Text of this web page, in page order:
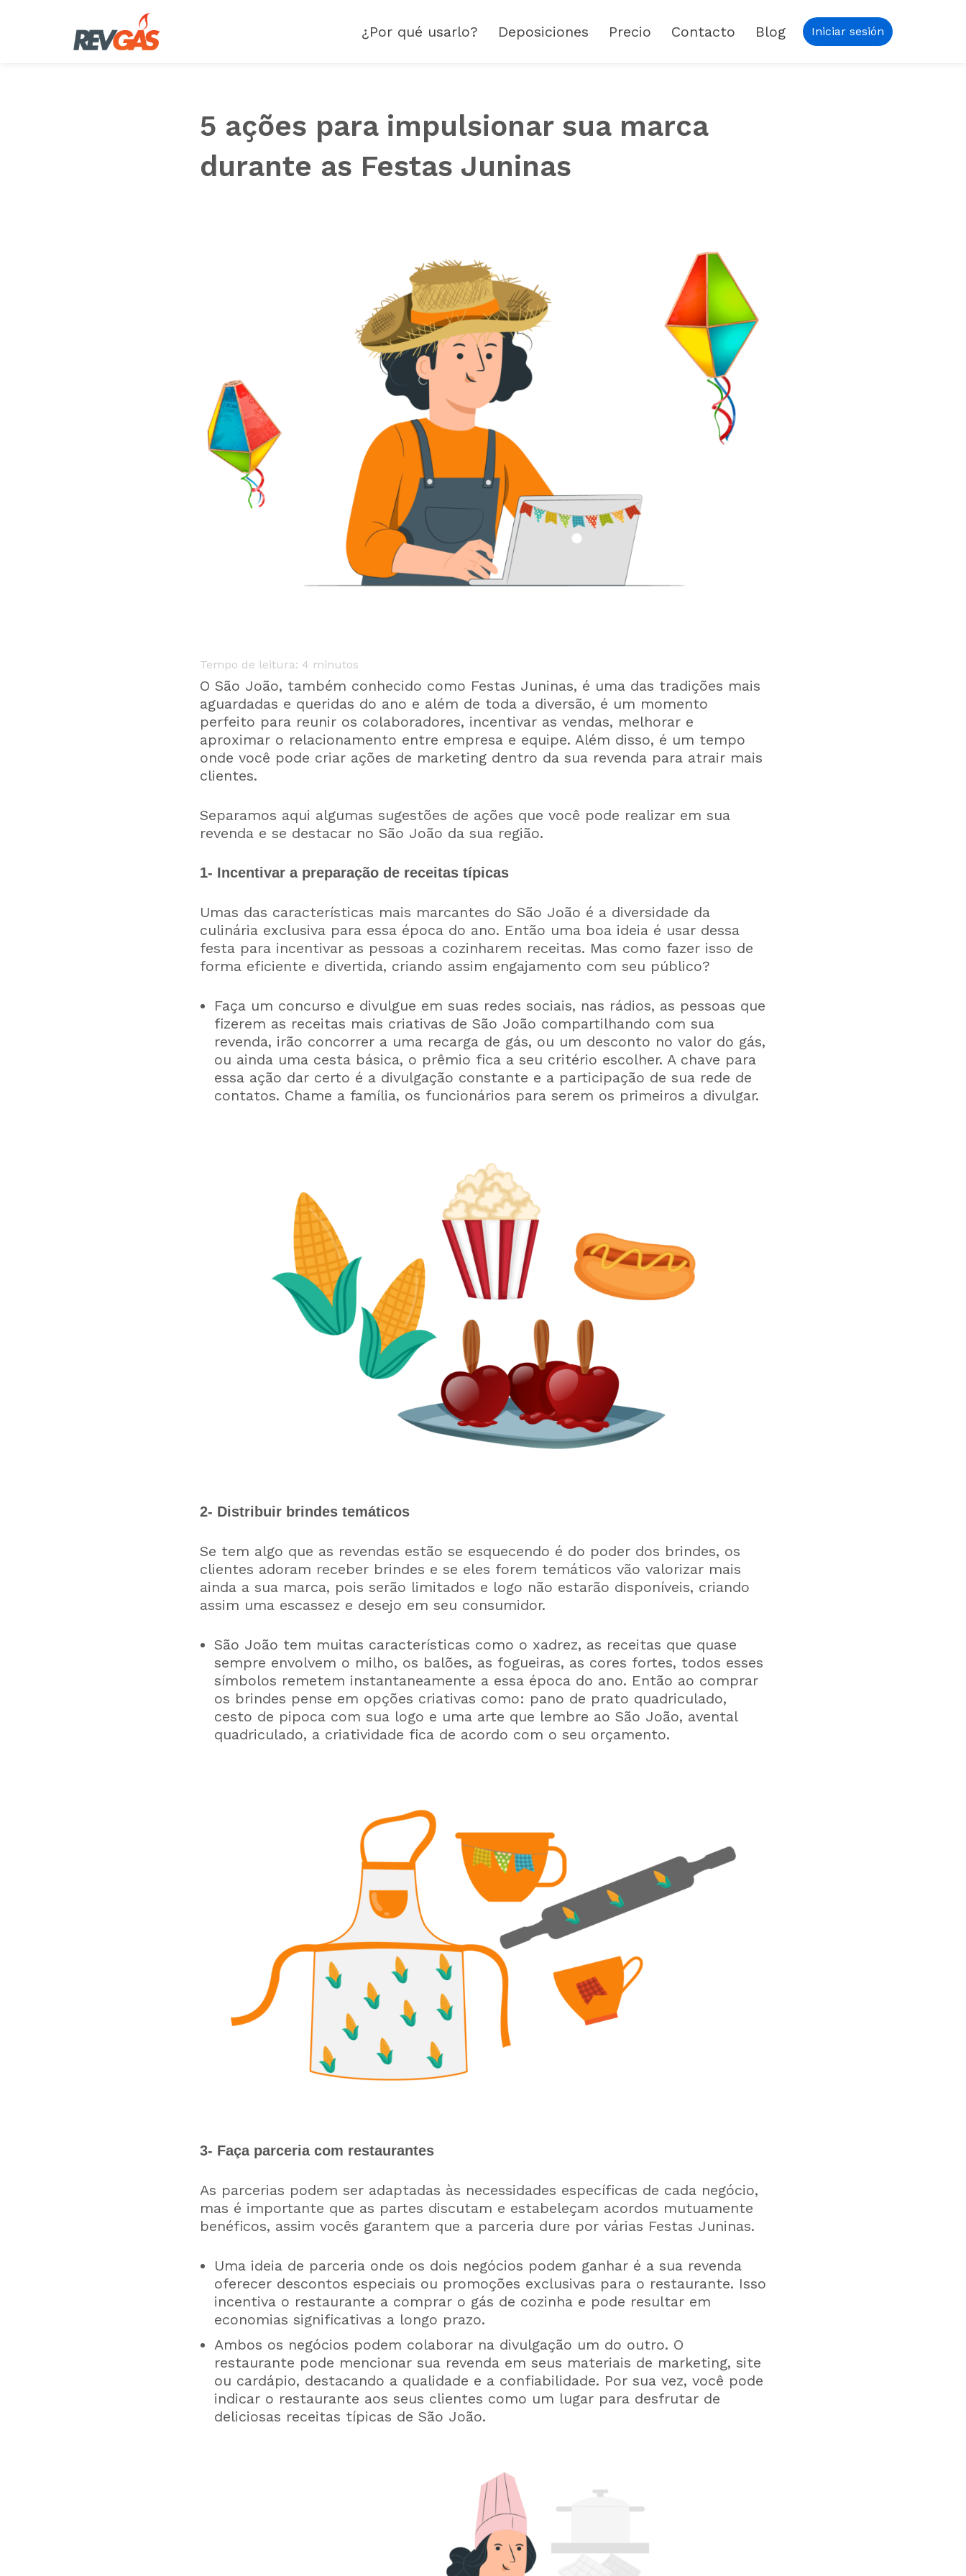
¿Por qué usarlo? Deposiciones Precio Contacto Blog Iniciar sesión
5 ações para impulsionar sua marca
durante as Festas Juninas
Tempo de leitura: 4 minutos
O São João, também conhecido como Festas Juninas, é uma das tradições mais
aguardadas e queridas do ano e além de toda a diversão, é um momento
perfeito para reunir os colaboradores, incentivar as vendas, melhorar e
aproximar o relacionamento entre empresa e equipe.⁣ Além disso, é um tempo
onde você pode criar ações de marketing dentro da sua revenda para atrair mais
clientes.
Separamos aqui algumas sugestões de ações que você pode realizar em sua
revenda e se destacar no São João da sua região.
1- Incentivar a preparação de receitas típicas
Umas das características mais marcantes do São João é a diversidade da
culinária exclusiva para essa época do ano. Então uma boa ideia é usar dessa
festa para incentivar as pessoas a cozinharem receitas. Mas como fazer isso de
forma eficiente e divertida, criando assim engajamento com seu público?
Faça um concurso e divulgue em suas redes sociais, nas rádios, as pessoas que
fizerem as receitas mais criativas de São João compartilhando com sua
revenda, irão concorrer a uma recarga de gás, ou um desconto no valor do gás,
ou ainda uma cesta básica, o prêmio fica a seu critério escolher. A chave para
essa ação dar certo é a divulgação constante e a participação de sua rede de
contatos. Chame a família, os funcionários para serem os primeiros a divulgar.
2- Distribuir brindes temáticos
Se tem algo que as revendas estão se esquecendo é do poder dos brindes, os
clientes adoram receber brindes e se eles forem temáticos vão valorizar mais
ainda a sua marca, pois serão limitados e logo não estarão disponíveis, criando
assim uma escassez e desejo em seu consumidor.
São João tem muitas características como o xadrez, as receitas que quase
sempre envolvem o milho, os balões, as fogueiras, as cores fortes, todos esses
símbolos remetem instantaneamente a essa época do ano. Então ao comprar
os brindes pense em opções criativas como: pano de prato quadriculado,
cesto de pipoca com sua logo e uma arte que lembre ao São João, avental
quadriculado, a criatividade fica de acordo com o seu orçamento.
3- Faça parceria com restaurantes
As parcerias podem ser adaptadas às necessidades específicas de cada negócio,
mas é importante que as partes discutam e estabeleçam acordos mutuamente
benéficos, assim vocês garantem que a parceria dure por várias Festas Juninas.
Uma ideia de parceria onde os dois negócios podem ganhar é a sua revenda
oferecer descontos especiais ou promoções exclusivas para o restaurante. Isso
incentiva o restaurante a comprar o gás de cozinha e pode resultar em
economias significativas a longo prazo.
Ambos os negócios podem colaborar na divulgação um do outro. O
restaurante pode mencionar sua revenda em seus materiais de marketing, site
ou cardápio, destacando a qualidade e a confiabilidade. Por sua vez, você pode
indicar o restaurante aos seus clientes como um lugar para desfrutar de
deliciosas receitas típicas de São João.